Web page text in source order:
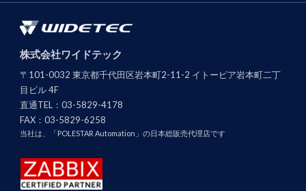
株式会社ワイドテック
〒101-0032 東京都千代田区岩本町2-11-2 イトーピア岩本町二丁
目ビル 4F
直通TEL：03-5829-4178
FAX：03-5829-6258
当社は、「POLESTAR Automation」の日本総販売代理店です